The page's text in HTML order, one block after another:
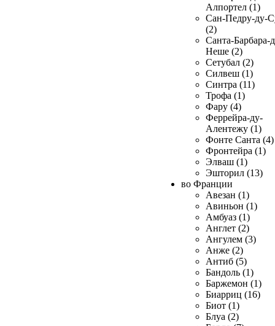
Алпортел (1)
Сан-Педру-ду-
(2)
Санта-Барбара-
Неше (2)
Сетубал (2)
Силвеш (1)
Синтра (11)
Трофа (1)
Фару (4)
Феррейра-ду-
Алентежу (1)
Фонте Санта (4)
Фронтейра (1)
Элваш (1)
Эшторил (13)
во Франции
Авезан (1)
Авиньон (1)
Амбуаз (1)
Англет (2)
Ангулем (3)
Анже (2)
Антиб (5)
Бандоль (1)
Баржемон (1)
Биарриц (16)
Биот (1)
Блуа (2)